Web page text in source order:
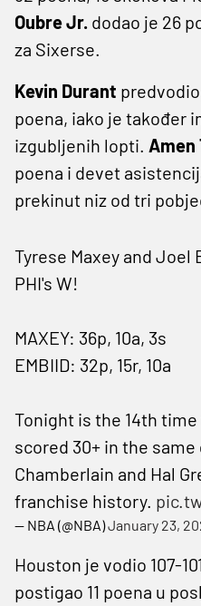
Oubre Jr. dodao je 26
za Sixerse.
Kevin Durant
poena, iako je također
izgubljenih lopti. Amen
poena i devet
prekinut niz od tri
Tyrese Maxey and Joel
PHI's W!
MAXEY: 36p, 10a, 3s
EMBIID: 32p, 15r, 10a
Tonight is the 14th
scored 30+ in the
Chamberlain and Hal
franchise history.
— NBA (@NBA)January 23,
Houston je vodio 107-
postigao 11 poena u